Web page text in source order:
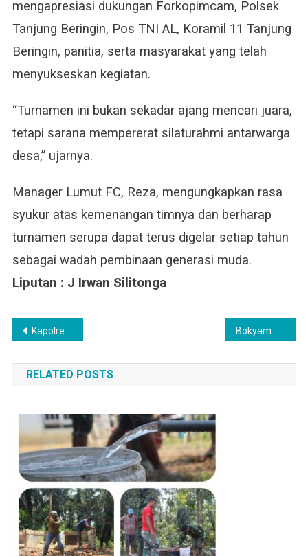
mengapresiasi dukungan Forkopimcam, Polsek
Tanjung Beringin, Pos TNI AL, Koramil 11 Tanjung
Beringin, panitia, serta masyarakat yang telah
menyukseskan kegiatan.
“Turnamen ini bukan sekadar ajang mencari juara,
tetapi sarana mempererat silaturahmi antarwarga
desa,” ujarnya.
Manager Lumut FC, Reza, mengungkapkan rasa
syukur atas kemenangan timnya dan berharap
turnamen serupa dapat terus digelar setiap tahun
sebagai wadah pembinaan generasi muda.
Liputan : J Irwan Silitonga
Navigasi
pos
Kapolres Sergai Pimpin Sertijab Pejabat Utama dan Kapolsek Jajaran Bokyam Bagan Kuala 2025 Resmi Ditutup
RELATED POSTS